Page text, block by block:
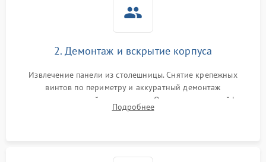
2. Демонтаж и вскрытие корпуса
Извлечение панели из столешницы. Снятие крепежных
винтов по периметру и аккуратный демонтаж
стеклокерамической поверхности. Отсоединение шлейфов
сенсорного блока для доступа к силовым платам, катушкам
Подробнее